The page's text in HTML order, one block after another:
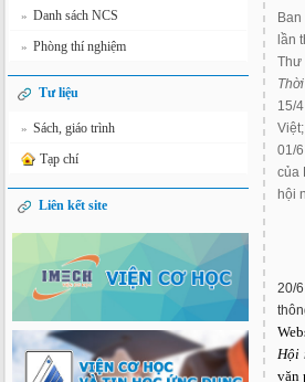
» Danh sách NCS
» Phòng thí nghiệm
Tư liệu
» Sách, giáo trình
Tạp chí
Liên kết site
lần
Thư
15/
01/
của
hội
20/
Hội
văn